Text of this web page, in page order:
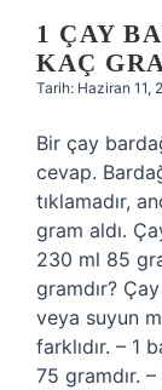
1 ÇAY
KAÇ
Tarih: Haziran 11,
Bir çay
cevap.
tıklamadır,
gram aldı.
230 ml 85
gramdır?
veya suyun
farklıdır. – 1
75 gramdır.